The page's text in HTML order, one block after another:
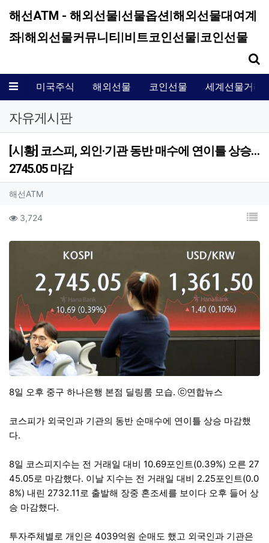
해선ATM - 해외선물|선물옵션|해외선물대여계
좌|해외선물커뮤니티|비트코인선물|코인선물
메뉴 미국주식 해외선물 코인선물 세계선물거래
자유게시판
[시황] 코스피, 외인·기관 동반 매수에 연이틀 상승…
2745.05 마감
작성자 정보
해선ATM작성
컨텐츠 정보
3,724 목
본문
8일 오후 중구 하나은행 본점 딜링룸 모습. ⓒ연합뉴스
코스피가 외국인과 기관의 동반 순매수에 연이틀 상승 마감했
다.
8일 코스피지수는 전 거래일 대비 10.69포인트(0.39%) 오른 27
45.05로 마감했다. 이날 지수는 전 거래일 대비 2.25포인트(0.0
8%) 내린 2732.11로 출발해 장중 혼조세를 보이다 오후 들어 상
승 마감했다.
투자주체별로 개인은 4039억원 순매도 했고 외국인과 기관은